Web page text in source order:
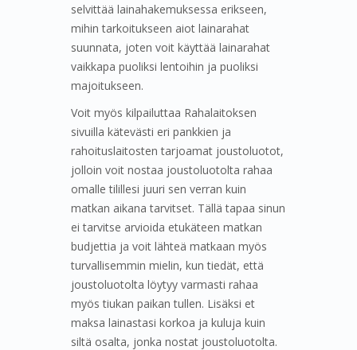
selvittää lainahakemuksessa erikseen,
mihin tarkoitukseen aiot lainarahat
suunnata, joten voit käyttää lainarahat
vaikkapa puoliksi lentoihin ja puoliksi
majoitukseen.
Voit myös kilpailuttaa Rahalaitoksen
sivuilla kätevästi eri pankkien ja
rahoituslaitosten tarjoamat joustoluotot,
jolloin voit nostaa joustoluotolta rahaa
omalle tilillesi juuri sen verran kuin
matkan aikana tarvitset. Tällä tapaa sinun
ei tarvitse arvioida etukäteen matkan
budjettia ja voit lähteä matkaan myös
turvallisemmin mielin, kun tiedät, että
joustoluotolta löytyy varmasti rahaa
myös tiukan paikan tullen. Lisäksi et
maksa lainastasi korkoa ja kuluja kuin
siltä osalta, jonka nostat joustoluotolta.